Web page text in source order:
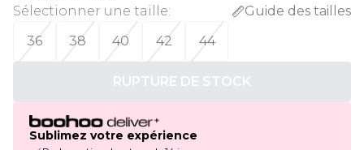
Sélectionner une taille:
Guide des tailles
36
38 40 42 44
RUPTURE DE STOCK
Sublimez votre expérience